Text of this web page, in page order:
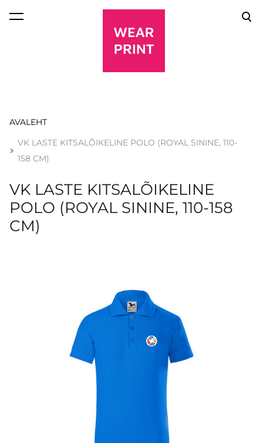
lisati ostukorvi.
AVALEHT
VK LASTE KITSALÕIKELINE POLO (ROYAL SININE, 110-
158 CM)
VK LASTE KITSALÕIKELINE
POLO (ROYAL SININE, 110-158
CM)